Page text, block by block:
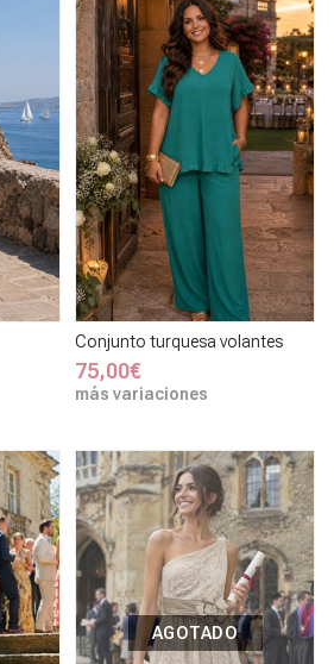
Conjunto turquesa volantes
75,00€
más variaciones
AGOTADO